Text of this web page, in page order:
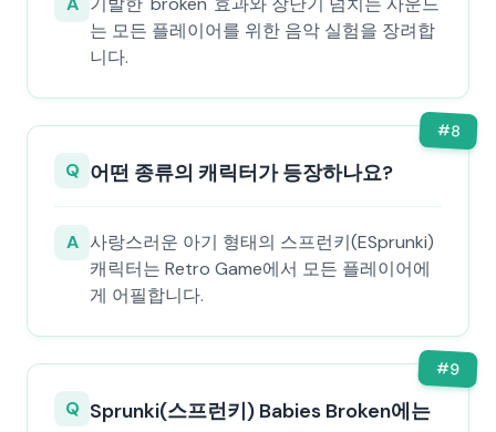
는 모든 플레이어를 위한 음악 실험을 장려합
니다.
#8
Q 어떤 종류의 캐릭터가 등장하나요?
A 사랑스러운 아기 형태의 스프런키(ESprunki)
캐릭터는 Retro Game에서 모든 플레이어에
게 어필합니다.
#9
Q Sprunki(스프런키) Babies Broken에는